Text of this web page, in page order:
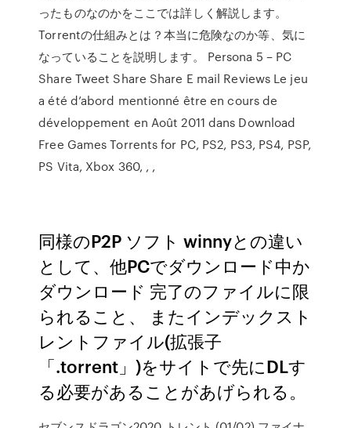
ったものなのかをここでは詳しく解説します。
Torrentの仕組みとは？本当に危険なのか等、気に
なっていることを説明します。 Persona 5 – PC
Share Tweet Share Share E mail Reviews Le jeu
a été d’abord mentionné être en cours de
développement en Août 2011 dans Download
Free Games Torrents for PC, PS2, PS3, PS4, PSP,
PS Vita, Xbox 360, , ,
同様のP2P ソフト winnyとの違い
として、他PCでダウンロード中か
ダウンロード 完了のファイルに限
られること、 またインデックスト
レントファイル(拡張子
「.torrent」)をサイトで先にDLす
る必要があることがあげられる。